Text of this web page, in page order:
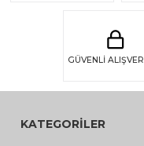
KATEGORİLER